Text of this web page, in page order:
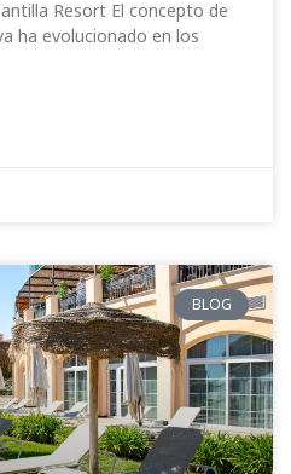
Resort El concepto de
ha evolucionado en los
BLOG